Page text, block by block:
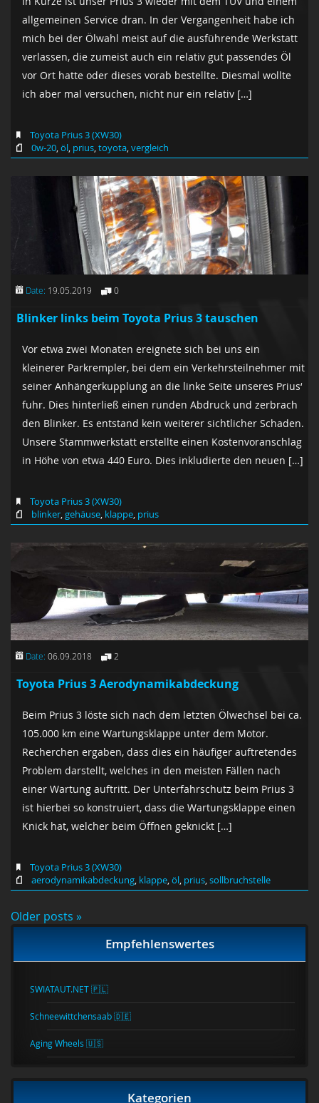
allgemeinen Service dran. In der Vergangenheit habe ich
mich bei der Ölwahl meist auf die ausführende Werkstatt
verlassen, die zumeist auch ein relativ gut passendes Öl
vor Ort hatte oder dieses vorab bestellte. Diesmal wollte
ich aber mal versuchen, nicht nur ein relativ […]
Toyota Prius 3 (XW30)
0w-20,öl, prius,toyota,vergleich
Date: 19.05.2019 0
Blinker links beim Toyota Prius 3 tauschen
Vor etwa zwei Monaten ereignete sich bei uns ein
kleinerer Parkrempler, bei dem ein Verkehrsteilnehmer mit
seiner Anhängerkupplung an die linke Seite unseres Prius‘
fuhr. Dies hinterließ einen runden Abdruck und zerbrach
den Blinker. Es entstand kein weiterer sichtlicher Schaden.
Unsere Stammwerkstatt erstellte einen Kostenvoranschlag
in Höhe von etwa 440 Euro. Dies inkludierte den neuen […]
Toyota Prius 3 (XW30)
blinker gehäuse klappe prius
Date: 06.09.2018 2
Toyota Prius 3 Aerodynamikabdeckung
Beim Prius 3 löste sich nach dem letzten Ölwechsel bei ca.
105.000 km eine Wartungsklappe unter dem Motor.
Recherchen ergaben, dass dies ein häufiger auftretendes
Problem darstellt, welches in den meisten Fällen nach
einer Wartung auftritt. Der Unterfahrschutz beim Prius 3
ist hierbei so konstruiert, dass die Wartungsklappe einen
Knick hat, welcher beim Öffnen geknickt […]
Toyota Prius 3 (XW30)
aerodynamikabdeckung, klappe,öl, prius,sollbruchstelle
Older posts »
Empfehlenswertes
SWIATAUT.NET 🇵🇱
Schneewittchensaab 🇩🇪
Aging Wheels 🇺🇸
Kategorien